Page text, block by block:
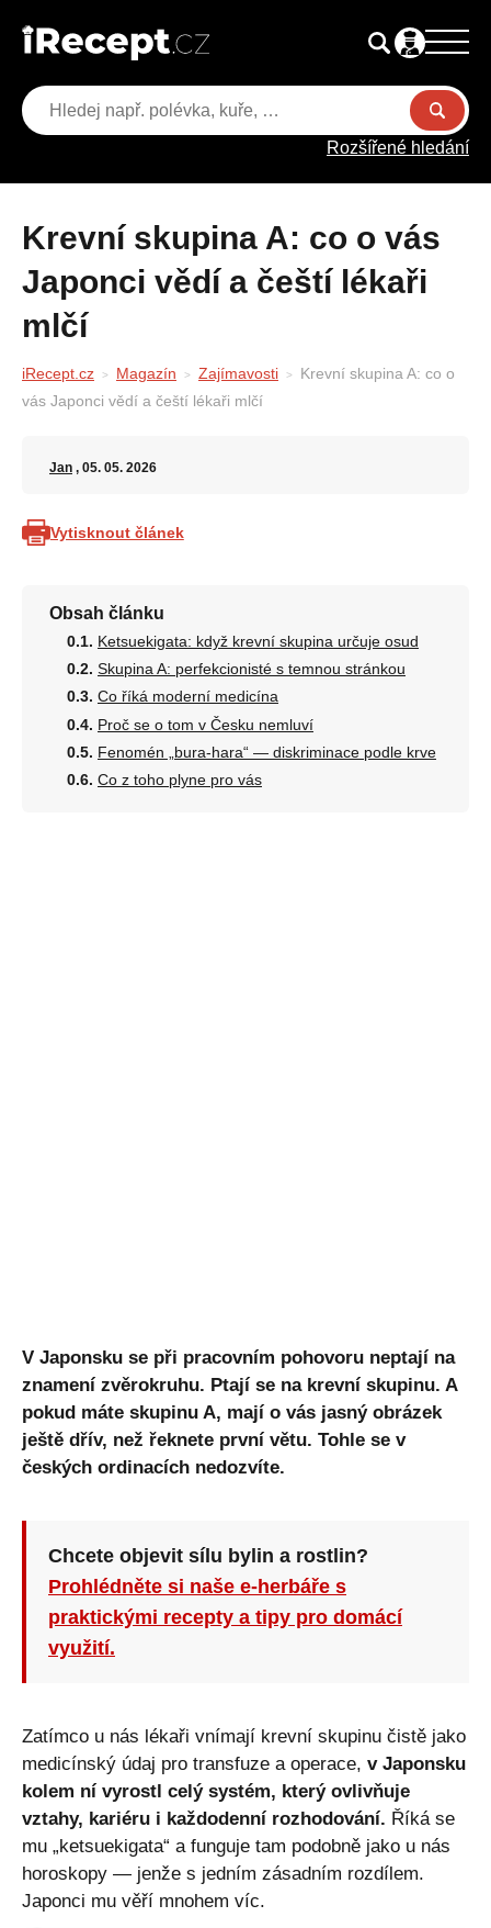
Rozšířené hledání
Krevní skupina A: co o vás
Japonci vědí a čeští lékaři
mlčí
iRecept.cz Magazín Zajímavosti
Krevní skupina A: co o
vás Japonci vědí a čeští lékaři mlčí
Jan , 05. 05. 2026
Vytisknout článek
Obsah článku
Ketsuekigata: když krevní skupina určuje osud
Skupina A: perfekcionisté s temnou stránkou
Co říká moderní medicína
Proč se o tom v Česku nemluví
Fenomén „bura-hara“ — diskriminace podle krve
Co z toho plyne pro vás
V Japonsku se při pracovním pohovoru neptají na
znamení zvěrokruhu. Ptají se na krevní skupinu. A
pokud máte skupinu A, mají o vás jasný obrázek
ještě dřív, než řeknete první větu. Tohle se v
českých ordinacích nedozvíte.
Chcete objevit sílu bylin a rostlin?
Prohlédněte si naše e-herbáře s
praktickými recepty a tipy pro domácí
využití.
Zatímco u nás lékaři vnímají krevní skupinu čistě jako
medicínský údaj pro transfuze a operace, v Japonsku
kolem ní vyrostl celý systém, který ovlivňuje
vztahy, kariéru i každodenní rozhodování. Říká se
mu „ketsuekigata“ a funguje tam podobně jako u nás
horoskopy — jenže s jedním zásadním rozdílem.
Japonci mu věří mnohem víc.